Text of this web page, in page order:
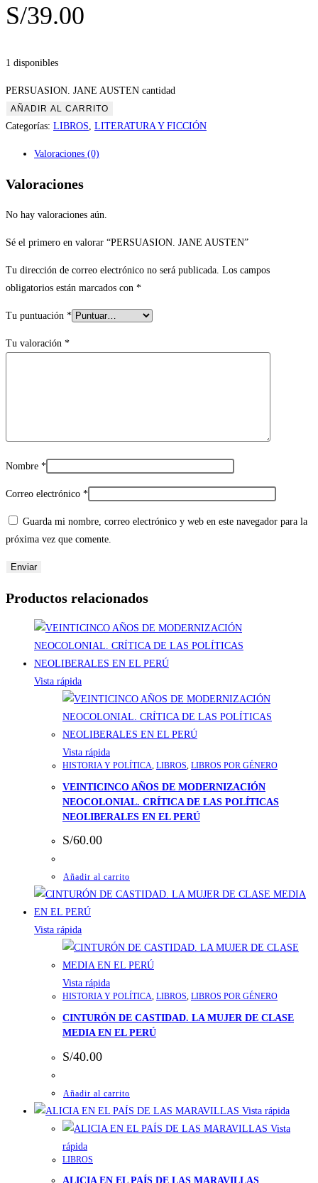
S/39.00
1 disponibles
PERSUASION. JANE AUSTEN cantidad
AÑADIR AL CARRITO
Categorías: LIBROS LITERATURA Y FICCIÓN
Valoraciones (0)
Valoraciones
No hay valoraciones aún.
Sé el primero en valorar “PERSUASION. JANE AUSTEN”
Tu dirección de correo electrónico no será publicada. Los campos
obligatorios están marcados con *
Tu puntuación *
Tu valoración *
Nombre *
Correo electrónico *
Guarda mi nombre, correo electrónico y web en este navegador para la
próxima vez que comente.
Productos relacionados
Vista rápida
Vista rápida
HISTORIA Y POLÍTICA, LIBROS, LIBROS POR GÉNERO
VEINTICINCO AÑOS DE MODERNIZACIÓN
NEOCOLONIAL. CRÍTICA DE LAS POLÍTICAS
NEOLIBERALES EN EL PERÚ
S/60.00
Añadir al carrito
Vista rápida
Vista rápida
HISTORIA Y POLÍTICA, LIBROS, LIBROS POR GÉNERO
CINTURÓN DE CASTIDAD. LA MUJER DE CLASE
MEDIA EN EL PERÚ
S/40.00
Añadir al carrito
Vista rápida
Vista
rápida
LIBROS
ALICIA EN EL PAÍS DE LAS MARAVILLAS